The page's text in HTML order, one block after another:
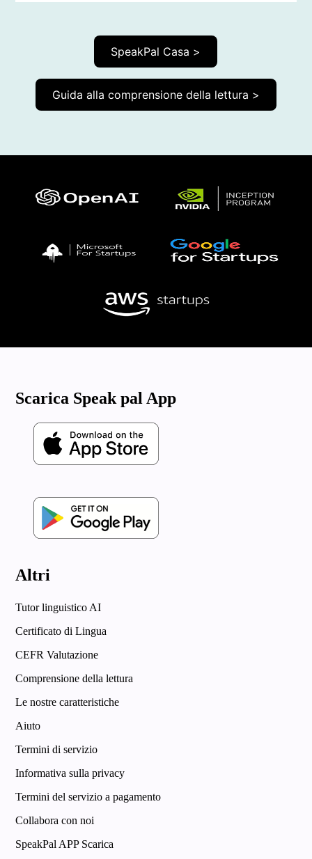
SpeakPal Casa >
Guida alla comprensione della lettura >
Scarica Speak pal App
Altri
Tutor linguistico AI
Certificato di Lingua
CEFR Valutazione
Comprensione della lettura
Le nostre caratteristiche
Aiuto
Termini di servizio
Informativa sulla privacy
Termini del servizio a pagamento
Collabora con noi
SpeakPal APP Scarica